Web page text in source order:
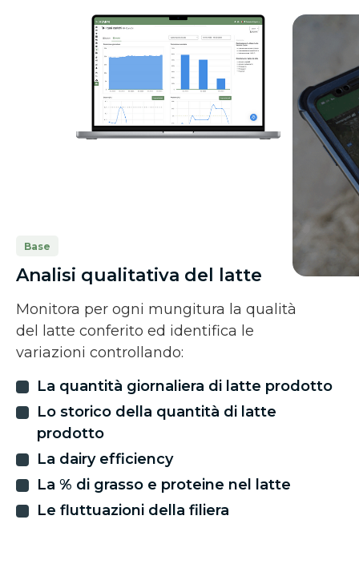
Base
Analisi qualitativa del latte
Monitora per ogni mungitura la qualità
del latte conferito ed identifica le
variazioni controllando:
La quantità giornaliera di latte prodotto
Lo storico della quantità di latte
prodotto
La dairy efficiency
La % di grasso e proteine nel latte
Le fluttuazioni della filiera